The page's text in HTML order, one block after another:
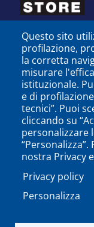
SEGUICI SU
PODCAST
Questo sito
profilazione,
la corretta
misurare
istituzionale.
e di
tecnici”. Puoi
cliccando su
personalizzare
nostra Privacy
Privacy policy
Personalizza